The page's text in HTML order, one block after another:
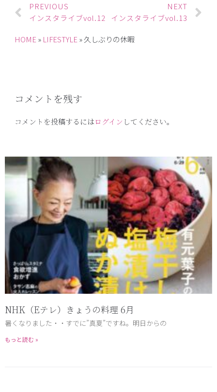
PREVIOUS
インスタライブvol.12
NEXT
インスタライブvol.13
HOME » LIFESTYLE »久しぶりの休暇
コメントを残す
コメントを投稿するにはログイン してください。
NHK（Eテレ）きょうの料理 6月
暑くなりました・・すでに”真夏”ですね。明日からの
もっと読む »